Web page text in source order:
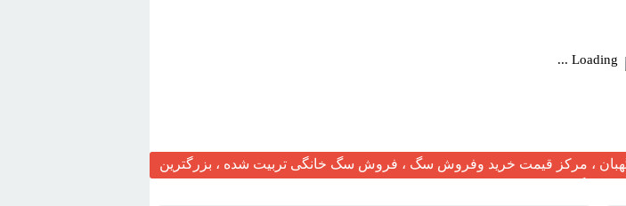
، مرکز قیمت خرید وفروش سگ ، فروش سگ خانگی تربیت شده ، بزرگترین